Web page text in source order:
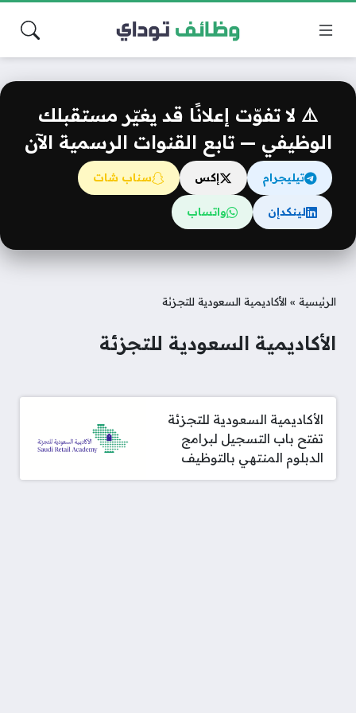
⚠️ لا تفوّت إعلانًا قد يغيّر مستقبلك
الوظيفي — تابع القنوات الرسمية الآن
تيليجرام إكس سناب شات
لينكدإن واتساب
الرئيسية » الأكاديمية السعودية للتجزئة
الأكاديمية السعودية للتجزئة
الأكاديمية السعودية للتجزئة
تفتح باب التسجيل لبرامج
الدبلوم المنتهي بالتوظيف